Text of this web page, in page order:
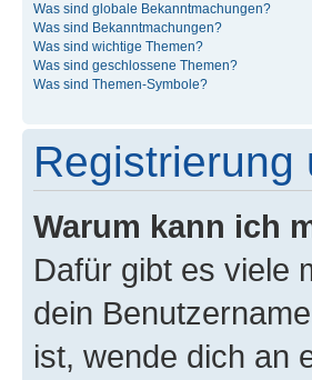
Was sind globale Bekanntmachungen?
Was sind Bekanntmachungen?
Was sind wichtige Themen?
Was sind geschlossene Themen?
Was sind Themen-Symbole?
Registrierung
Warum kann ich
Dafür gibt es viele
dein
ist, wende dich an